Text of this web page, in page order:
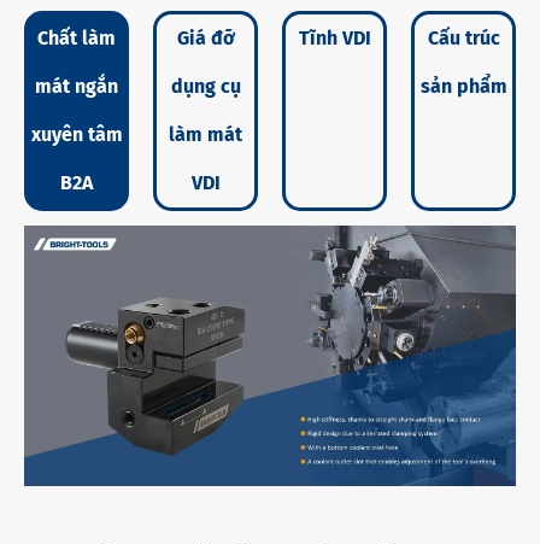
Chất làm
mát ngắn
xuyên tâm
B2A
Giá đỡ
dụng cụ
làm mát
VDI
Tĩnh VDI Cấu trúc
sản phẩm